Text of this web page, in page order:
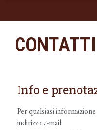
CONTATTI
Info e
Per qualsiasi
indirizzo e-mail: